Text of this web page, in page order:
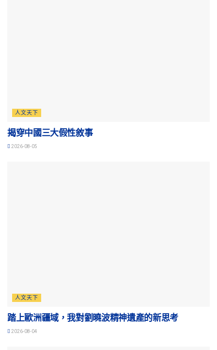
人文天下
揭穿中國三大假性敘事
2026-08-05
人文天下
踏上歐洲疆域，我對劉曉波精神遺產的新思考
2026-08-04